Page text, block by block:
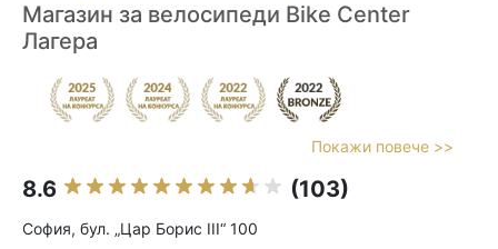
Магазин за велосипеди Bike Center
Лагера
Покажи повече >>
8.6 (103)
София, бул. „Цар Борис III“ 100